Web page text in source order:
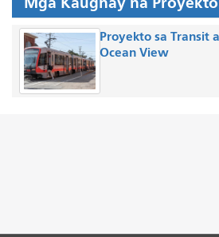
Proyekto sa Transit
Ocean View